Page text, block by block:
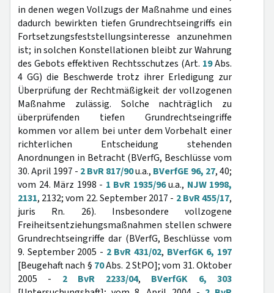
in denen wegen Vollzugs der Maßnahme und eines
dadurch bewirkten tiefen Grundrechtseingriffs ein
Fortsetzungsfeststellungsinteresse anzunehmen
ist; in solchen Konstellationen bleibt zur Wahrung
des Gebots effektiven Rechtsschutzes (Art. 19Abs.
4 GG) die Beschwerde trotz ihrer Erledigung zur
Überprüfung der Rechtmäßigkeit der vollzogenen
Maßnahme zulässig. Solche nachträglich zu
überprüfenden tiefen Grundrechtseingriffe
kommen vor allem bei unter dem Vorbehalt einer
richterlichen Entscheidung stehenden
Anordnungen in Betracht (BVerfG, Beschlüsse vom
30. April 1997 - 2 BvR 817/90u.a., BVerfGE 96, 27, 40;
vom 24. März 1998 - 1 BvR 1935/96u.a., NJW 1998,
2131, 2132; vom 22. September 2017 - 2 BvR 455/17,
juris Rn. 26). Insbesondere vollzogene
Freiheitsentziehungsmaßnahmen stellen schwere
Grundrechtseingriffe dar (BVerfG, Beschlüsse vom
9. September 2005 - 2 BvR 431/02, BVerfGK 6, 197
[Beugehaft nach § 70Abs. 2 StPO]; vom 31. Oktober
2005 - 2 BvR 2233/04, BVerfGK 6, 303